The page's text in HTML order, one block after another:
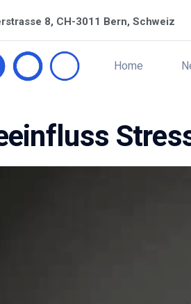
8, CH-3011 Bern, Schweiz
Home